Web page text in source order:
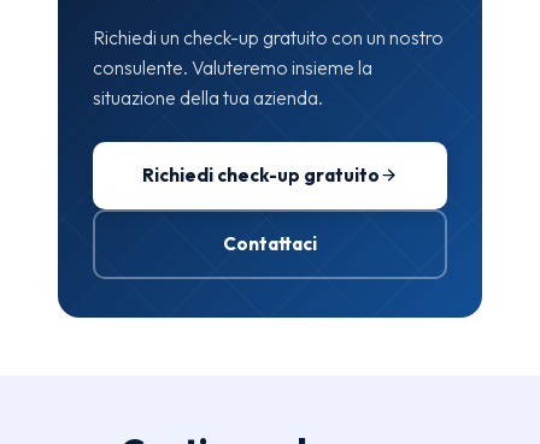
Richiedi un check-up gratuito con un nostro
consulente. Valuteremo insieme la
situazione della tua azienda.
Richiedi check-up gratuito
Contattaci